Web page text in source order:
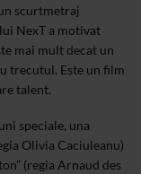
scurtmetraj
NexT a motivat
mai mult decat un
trecutul. Este un film
talent.
speciale, una
Olivia Caciuleanu)
(regia Arnaud des